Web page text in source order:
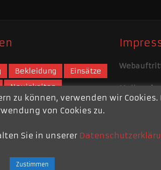
Bekleidung
Einsätze
Neuigkeiten
Über Uns
Mail:
zu können, verwenden wir
von Cookies zu.
Sie in unserer
Zustimmen